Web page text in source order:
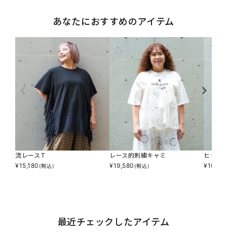
あなたにおすすめのアイテム
流レースＴ
¥15,180 (税込)
レース的刺繍キャミ
¥19,580 (税込)
ヒラヒ
¥
最近チェックしたアイテム